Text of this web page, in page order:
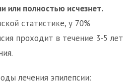
или полностью исчезнет.
статистике, у 70%
проходит в течение 3-5 лет
лечения эпилепсии: